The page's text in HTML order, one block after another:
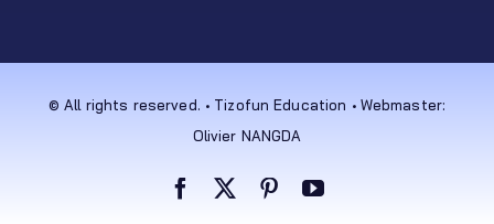
© All rights reserved. • Tizofun Education • Webmaster:
Olivier NANGDA